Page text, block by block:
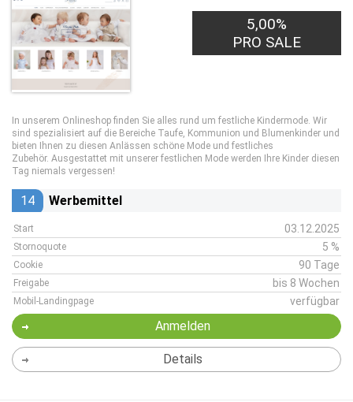
5,00%
PRO SALE
In unserem Onlineshop finden Sie alles rund um festliche Kindermode. Wir
sind spezialisiert auf die Bereiche Taufe, Kommunion und Blumenkinder und
bieten Ihnen zu diesen Anlässen schöne Mode und festliches
Zubehör. Ausgestattet mit unserer festlichen Mode werden Ihre Kinder diesen
Tag niemals vergessen!
14 Werbemittel
Start 03.12.2025
Stornoquote 5 %
Cookie 90 Tage
Freigabe bis 8 Wochen
Mobil-Landingpage verfügbar
Anmelden
Details